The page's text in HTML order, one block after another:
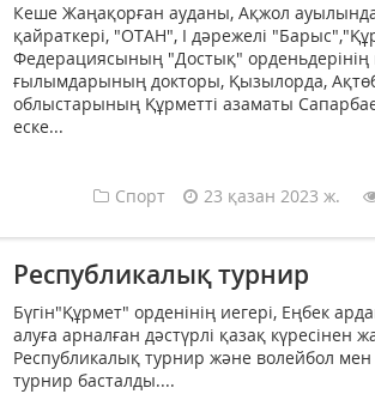
Кеше Жаңақорған ауданы, Ақжол
қайраткері, "ОТАН", І дәрежелі
Федерациясының "Достық" орденьдерінің
ғылымдарының докторы, Қызылорда,
облыстарының Құрметті азаматы
еске...
Спорт 23 қазан 2023 ж.
Республикалық турнир
Бүгін"Құрмет" орденінің иегері, Еңбек
алуға арналған дәстүрлі қазақ күресінен
Республикалық турнир және волейбол
турнир басталды....